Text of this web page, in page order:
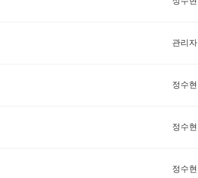
관리자
정수현
정수현
정수현